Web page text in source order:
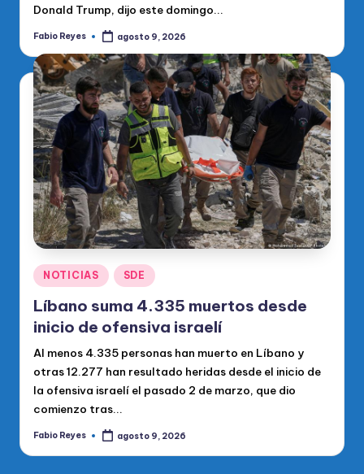
Donald Trump, dijo este domingo...
Publicado
Fabio Reyes agosto 9, 2026
Publicado
en
NOTICIAS SDE
Líbano suma 4.335 muertos desde
inicio de ofensiva israelí
Al menos 4.335 personas han muerto en Líbano y
otras 12.277 han resultado heridas desde el inicio de
la ofensiva israelí el pasado 2 de marzo, que dio
comienzo tras...
Publicado
Fabio Reyes agosto 9, 2026